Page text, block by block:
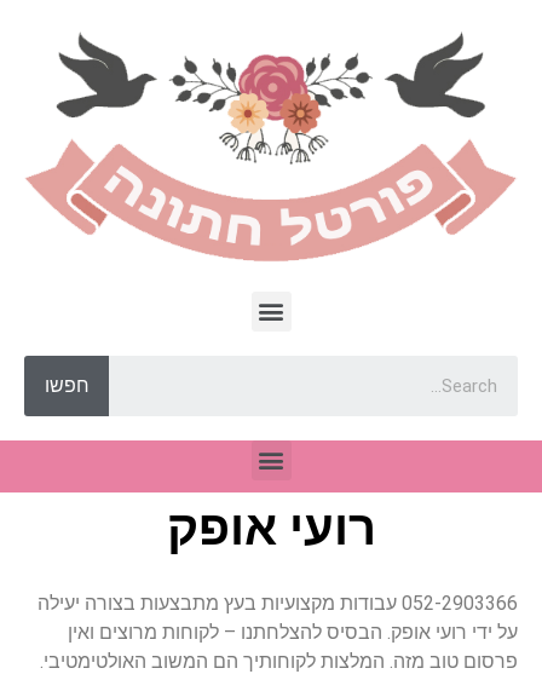
חפשו
רועי אופק
052-2903366 עבודות מקצועיות בעץ מתבצעות בצורה יעילה
על ידי רועי אופק. הבסיס להצלחתנו – לקוחות מרוצים ואין
פרסום טוב מזה. המלצות לקוחותיך הם המשוב האולטימטיבי.